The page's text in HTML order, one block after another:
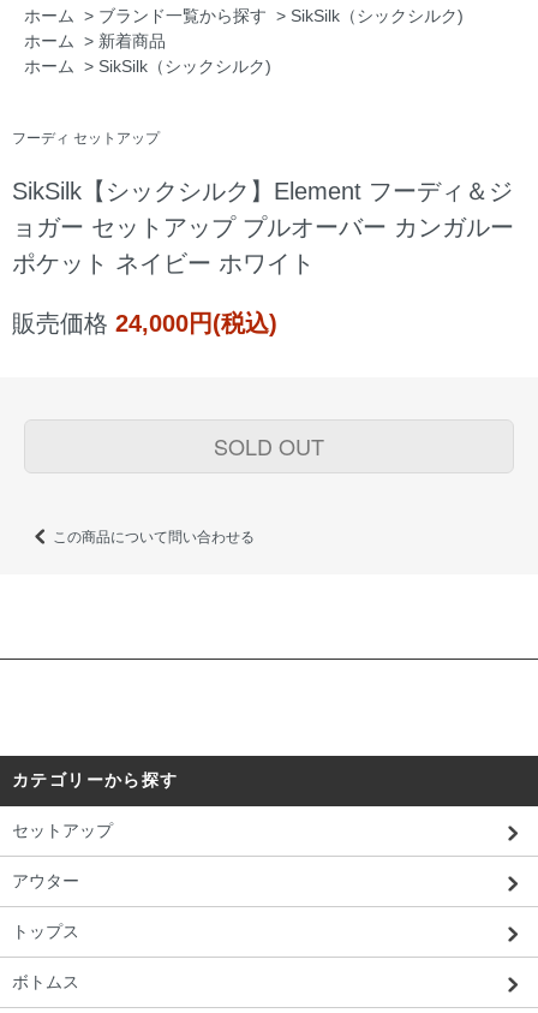
ホーム > ブランド一覧から探す > SikSilk（シックシルク)
ホーム > 新着商品
ホーム > SikSilk（シックシルク)
フーディ セットアップ
SikSilk【シックシルク】Element フーディ＆ジ
ョガー セットアップ プルオーバー カンガルー
ポケット ネイビー ホワイト
販売価格 24,000円(税込)
SOLD OUT
この商品について問い合わせる
カテゴリーから探す
セットアップ
アウター
トップス
ボトムス